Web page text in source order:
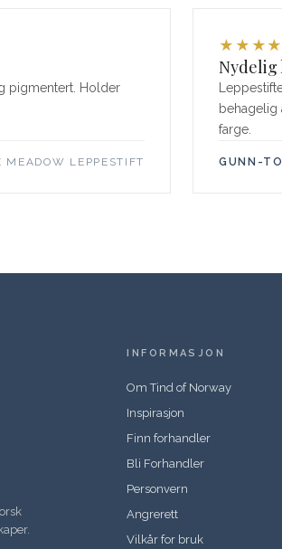
pigmentert. Holder
MEADOW LEPPESTIFT
★ ★ ★ ★
Nydelig
behagelig
farge.
GUNN-
INFORMASJON
Om Tind of Norway
Inspirasjon
Finn forhandler
Bli Forhandler
Personvern
Angrerett
Vilkår for bruk